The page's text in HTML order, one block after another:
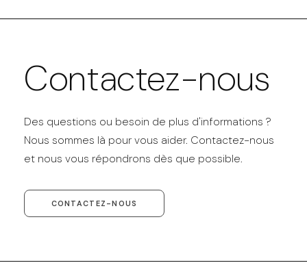
Contactez-nous
Des questions ou besoin de plus d'informations ?
Nous sommes là pour vous aider. Contactez-nous
et nous vous répondrons dès que possible.
CONTACTEZ-NOUS